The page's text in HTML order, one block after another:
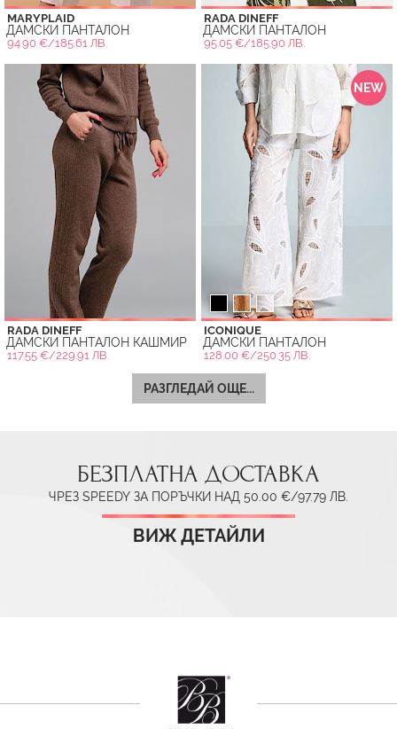
MARYPLAID
ДАМСКИ ПАНТАЛОН
94.90 €/185.61 ЛВ.
RADA DINEFF
ДАМСКИ ПАНТАЛОН
95.05 €/185.90 ЛВ.
RADA DINEFF
ДАМСКИ ПАНТАЛОН КАШМИР
117.55 €/229.91 ЛВ.
NEW
ICONIQUE
ДАМСКИ ПАНТАЛОН
128.00 €/250.35 ЛВ.
РАЗГЛЕДАЙ ОЩЕ...
БЕЗПЛАТНА ДОСТАВКА
ЧРЕЗ SPEEDY ЗА ПОРЪЧКИ НАД 50.00 €/97.79 ЛВ.
ВИЖ ДЕТАЙЛИ